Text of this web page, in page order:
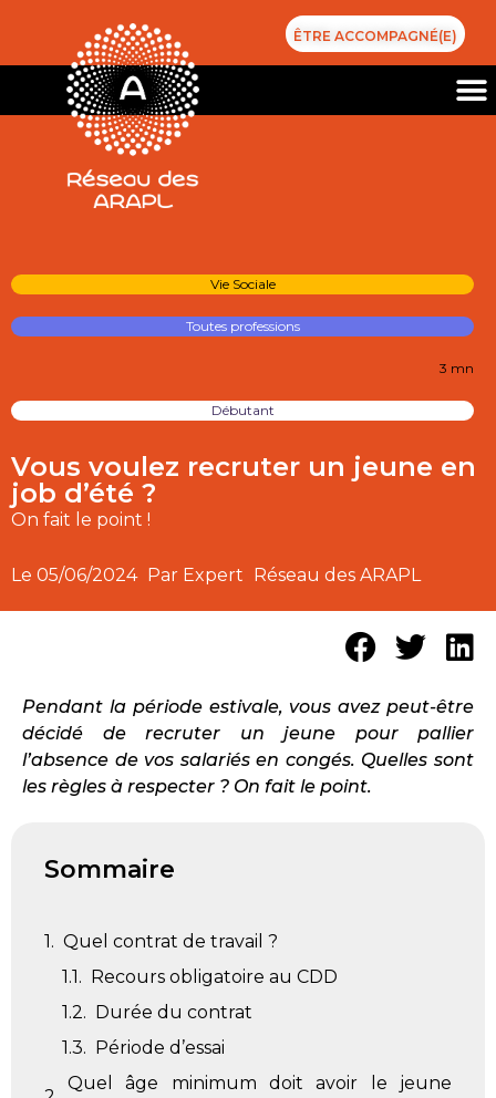
ÊTRE ACCOMPAGNÉ(E)
Vie Sociale
Toutes professions
3 mn
Débutant
Vous voulez recruter un jeune en
job d’été ?
On fait le point !
Le 05/06/2024 Par Expert Réseau des ARAPL
Pendant la période estivale, vous avez peut-être
décidé de recruter un jeune pour pallier
l’absence de vos salariés en congés. Quelles sont
les règles à respecter ? On fait le point.
Sommaire
Quel contrat de travail ?
Recours obligatoire au CDD
Durée du contrat
Période d’essai
Quel âge minimum doit avoir le jeune